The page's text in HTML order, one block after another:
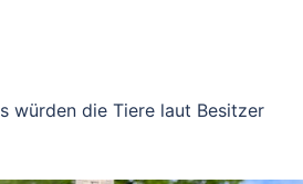
würden die Tiere laut Besitzer